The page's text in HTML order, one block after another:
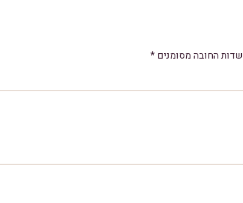
שדות החובה מסומנים *